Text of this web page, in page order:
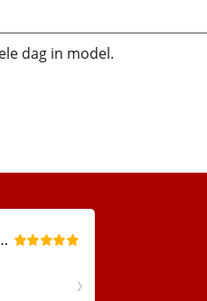
dag in model.